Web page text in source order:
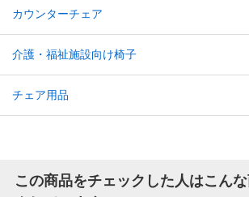
カウンターチェア
介護・福祉施設向け椅子
チェア用品
この商品をチェックした人はこん